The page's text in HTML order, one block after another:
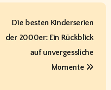
Die besten Kinderserien
der 2000er: Ein Rückblick
auf unvergessliche
Momente